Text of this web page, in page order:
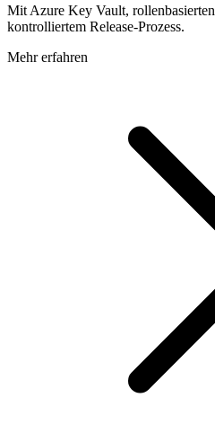
Mit Azure Key Vault,
kontrolliertem Release-Prozess.
Mehr erfahren